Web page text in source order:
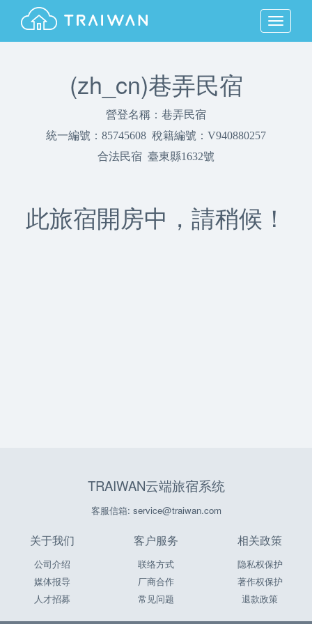
MENU
(zh_cn)巷弄民宿
營登名稱：巷弄民宿
統一編號：85745608 稅籍編號：V940880257
合法民宿 臺東縣1632號
此旅宿開房中，請稍候！
TRAIWAN云端旅宿系统
客服信箱: service@traiwan.com
关于我们
公司介绍
媒体报导
人才招募
客户服务
联络方式
厂商合作
常见问题
相关政策
隐私权保护
著作权保护
退款政策